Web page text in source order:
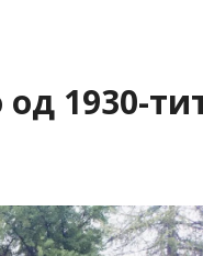
1930-